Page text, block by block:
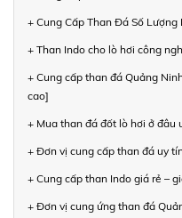
+ Cung Cấp Than Đá Số Lượng
+ Than Indo cho lò hơi công
+ Cung cấp than đá Quảng
cao]
+ Mua than đá đốt lò hơi ở đâu
+ Đơn vị cung cấp than đá uy
+ Cung cấp than Indo giá rẻ –
+ Đơn vị cung ứng than đá